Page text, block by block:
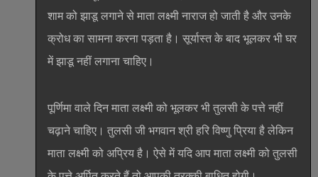
शाम को झाडू लगाने से माता लक्ष्मी नाराज हो जाती है और उनके
क्रोध का सामना करना पड़ता है। सूर्यास्त के बाद भूलकर भी घर
में झाडू नहीं लगाना चाहिए।
पूर्णिमा वाले दिन माता लक्ष्मी को भूलकर भी तुलसी के पत्ते नहीं
चढ़ाने चाहिए। तुलसी जी भगवान श्री हरि विष्णु प्रिया है लेकिन
माता लक्ष्मी को अप्रिय है। ऐसे में यदि आप माता लक्ष्मी को तुलसी